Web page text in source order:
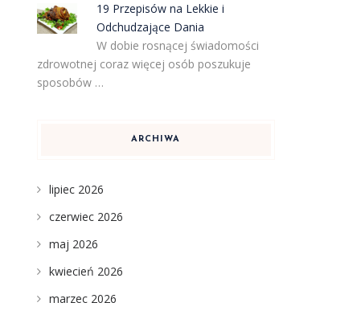
19 Przepisów na Lekkie i
Odchudzające Dania
W dobie rosnącej świadomości
zdrowotnej coraz więcej osób poszukuje
sposobów …
ARCHIWA
lipiec 2026
czerwiec 2026
maj 2026
kwiecień 2026
marzec 2026